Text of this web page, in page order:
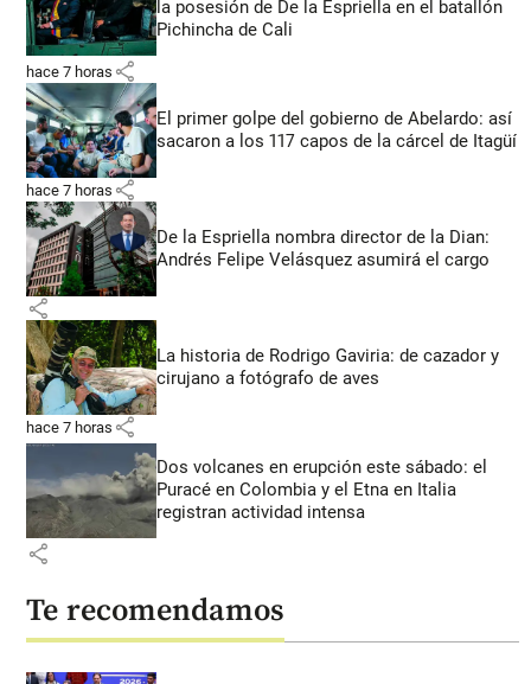
la posesión de De la Espriella en el batallón
Pichincha de Cali
hace 7 horas share
El primer golpe del gobierno de Abelardo: así
sacaron a los 117 capos de la cárcel de Itagüí
hace 7 horas share
De la Espriella nombra director de la Dian:
Andrés Felipe Velásquez asumirá el cargo
share
La historia de Rodrigo Gaviria: de cazador y
cirujano a fotógrafo de aves
hace 7 horas share
Dos volcanes en erupción este sábado: el
Puracé en Colombia y el Etna en Italia
registran actividad intensa
share
Te recomendamos